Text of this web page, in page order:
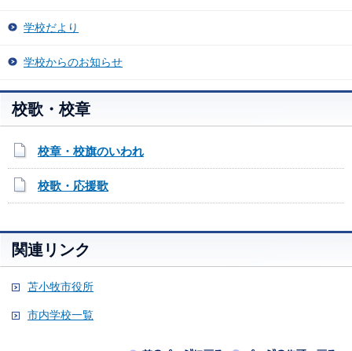
学校だより
学校からのお知らせ
校歌・校章
校章・校旗のいわれ
校歌・応援歌
関連リンク
苫小牧市役所
市内学校一覧